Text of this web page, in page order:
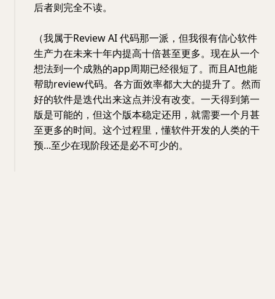
后者则完全不读。
（我属于Review AI 代码那一派，但我很有信心软件
生产力在未来十年内提高十倍甚至更多。现在从一个
想法到一个成熟的app周期已经很短了。而且AI也能
帮助review代码。各方面效率都大大的提升了。然而
好的软件是迭代出来这点并没有改变。一天得到第一
版是可能的，但这个版本稳定还用，就需要一个月甚
至更多的时间。这个过程里，懂软件开发的人类的干
预...至少在现阶段还是必不可少的。